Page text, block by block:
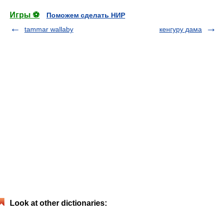
Игры ⚽
Поможем сделать НИР
tammar wallaby
кенгуру дама
Look at other dictionaries: